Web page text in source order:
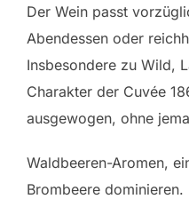
Der Wein passt
Abendessen oder
Insbesondere zu Wild,
Charakter der Cuvée
ausgewogen, ohne
Waldbeeren-Aromen,
Brombeere